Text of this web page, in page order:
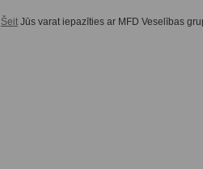
Šeit Jūs varat iepazīties ar MFD Veselības